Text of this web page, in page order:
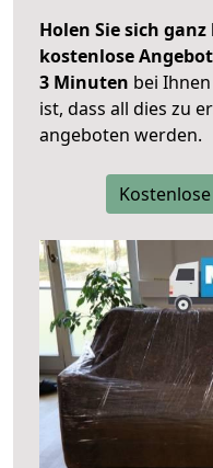
Holen Sie sich
kostenlose
3 Minuten bei
ist, dass all dies zu
angeboten werden.